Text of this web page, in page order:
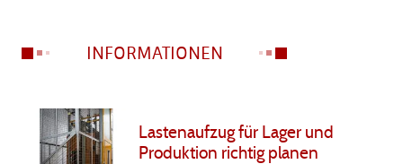
INFORMATIONEN
Lastenaufzug für Lager und
Produktion richtig planen